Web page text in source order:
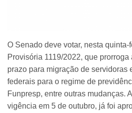
O Senado deve votar, nesta quinta-
Provisória 1119/2022, que
prazo para migração de servidoras
federais para o regime de
Funpresp, entre outras mudanças.
vigência em 5 de outubro, já foi